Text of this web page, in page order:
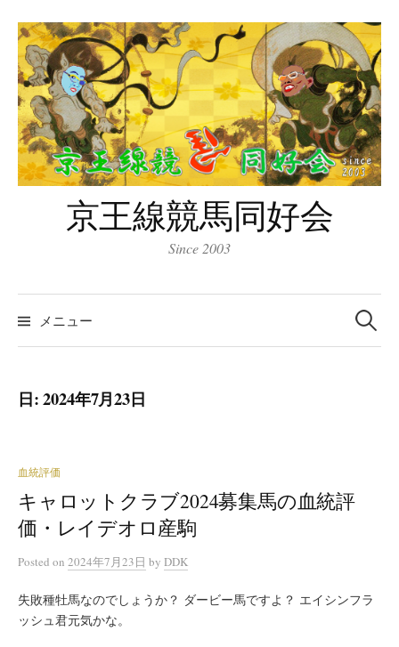
ン
テ
ン
ツ
へ
ス
キ
京王線競馬同好会
Since 2003
メニュー
検
索:
日:2024年7月23日
血統評価
キャロットクラブ2024募集馬の血統評
価・レイデオロ産駒
Posted on 2024年7月23日 by DDK
失敗種牡馬なのでしょうか？ ダービー馬ですよ？ エイシンフラ
ッシュ君元気かな。